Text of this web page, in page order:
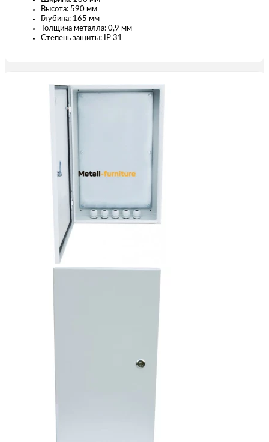
Высота: 590 мм
Глубина: 165 мм
Толщина металла: 0,9 мм
Степень защиты: IP 31